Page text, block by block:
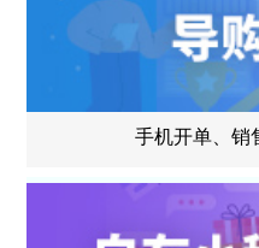
手机开单、销